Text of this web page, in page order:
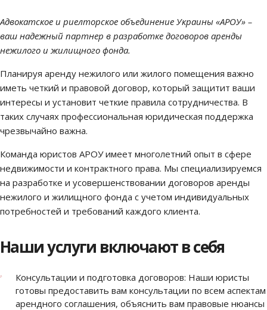
Адвокатское и риелторское объединение Украины «АРОУ» –
ваш надежный партнер в разработке договоров аренды
нежилого и жилищного фонда.
Планируя аренду нежилого или жилого помещения важно
иметь четкий и правовой договор, который защитит ваши
интересы и установит четкие правила сотрудничества. В
таких случаях профессиональная юридическая поддержка
чрезвычайно важна.
Команда юристов АРОУ имеет многолетний опыт в сфере
недвижимости и контрактного права. Мы специализируемся
на разработке и усовершенствовании договоров аренды
нежилого и жилищного фонда с учетом индивидуальных
потребностей и требований каждого клиента.
Наши услуги включают в себя
Консультации и подготовка договоров: Наши юристы
готовы предоставить вам консультации по всем аспектам
арендного соглашения, объяснить вам правовые нюансы